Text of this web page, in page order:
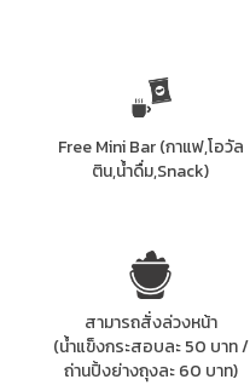
Free Mini Bar (กาแฟ,โอวัล
ติน,น้ำดื่ม,Snack)
สามารถสั่งล่วงหน้า
(น้ำแข็งกระสอบละ 50 บาท /
ถ่านปิ้งย่างถุงละ 60 บาท)